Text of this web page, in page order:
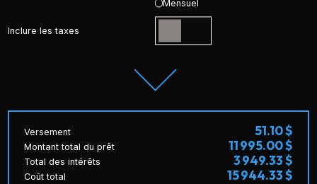
Mensuel
Inclure les taxes
Versement 51.10 $
Montant total du prêt 11 995.00 $
Total des intérêts 3 949.33 $
Coût total 15 944.33 $